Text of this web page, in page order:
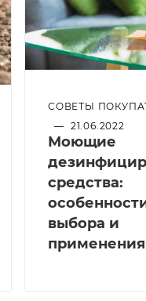
СОВЕТЫ
— 21.06.2022
Моющие
средства:
выбора и
применения